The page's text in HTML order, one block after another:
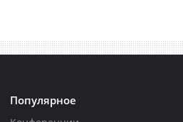
Популярное